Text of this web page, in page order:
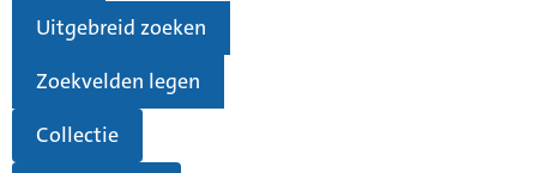
Uitgebreid zoeken
Zoekvelden legen
Collectie